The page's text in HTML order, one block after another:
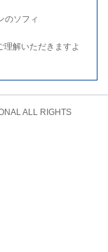
のソフィ
解いただきますよ